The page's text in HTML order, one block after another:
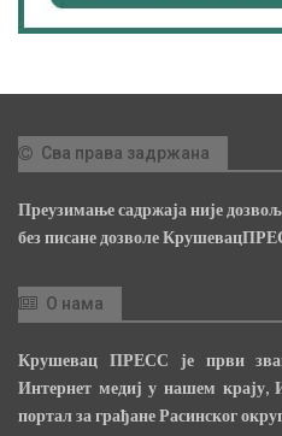
Сва права задржана
Преузимање садржаја није
без писане дозволе
О нама
Крушевац ПРЕСС је први
Интернет медиј у нашем крају,
портал за грађане Расинског